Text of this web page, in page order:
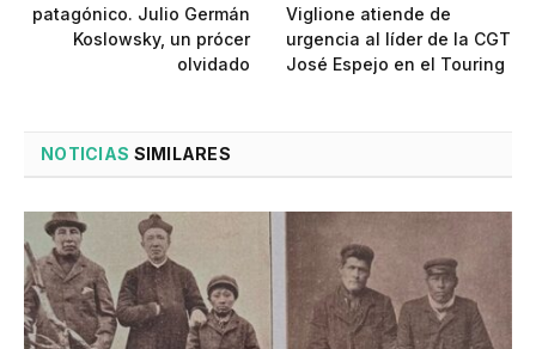
patagónico. Julio Germán
Koslowsky, un prócer
olvidado
Viglione atiende de
urgencia al líder de la CGT
José Espejo en el Touring
NOTICIAS SIMILARES